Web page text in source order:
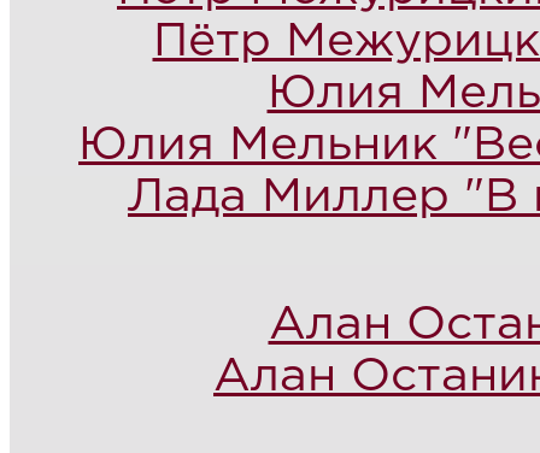
Пётр
Юлия
Юлия Мельник
Лада Миллер "В
Алан
Алан